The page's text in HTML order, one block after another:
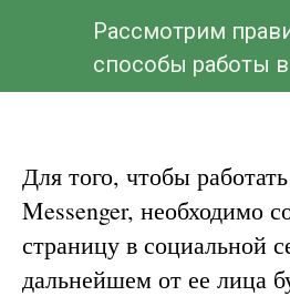
Рассмотрим
способы работы в
мессенджере по
Для того, чтобы
Messenger, необходимо
страницу в социальной
дальнейшем от ее лица